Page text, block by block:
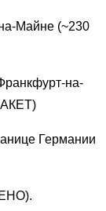
Майне (~230
на-
Германии